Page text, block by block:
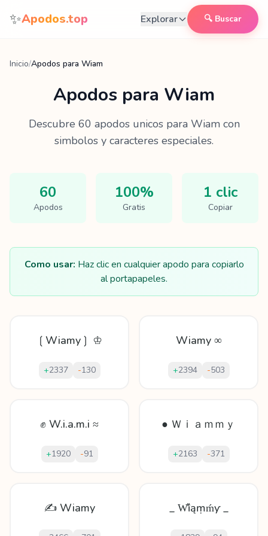
Saltar al contenido
✨Apodos.top Explorar 🔍 Buscar
Inicio/Apodos para Wiam
Apodos para Wiam
Descubre 60 apodos unicos para Wiamcon
simbolos y caracteres especiales.
60
Apodos
100%
Gratis
1 clic
Copiar
Como usar: Haz clic en cualquier apodo para copiarlo
al portapapeles.
❲Wiamy❳ ♔
+2337 -130
Wiamy ∞
+2394 -503
✊ W.i.a.m.i ≈
+1920 -91
● Ｗｉａｍｍｙ
+2163 -371
✍ Wiamy _ W̊ȉąṃḿƴ _